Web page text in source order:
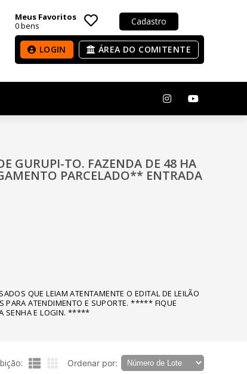
Meus Favoritos
0bens Cadastro
LOGIN ÁREA DO COMITENTE
GURUPI-TO. FAZENDA DE 48 HA
PARCELADO** ENTRADA
QUE LEIAM ATENTAMENTE O EDITAL DE LEILÃO
PARA ATENDIMENTO E SUPORTE. ***** FIQUE
SENHA E LOGIN. *****
Ordenar por: